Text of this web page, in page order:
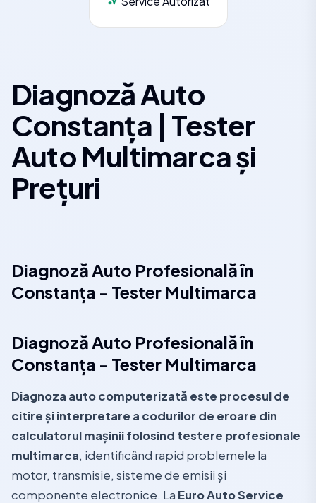
Diagnoză Auto
Constanța | Tester
Auto Multimarca și
Prețuri
Diagnoză Auto Profesională în
Constanța - Tester Multimarca
Diagnoză Auto Profesională în
Constanța - Tester Multimarca
Diagnoza auto computerizată este procesul de
citire și interpretare a codurilor de eroare din
calculatorul mașinii folosind testere profesionale
multimarca, identificând rapid problemele la
motor, transmisie, sisteme de emisii și
componente electronice. La Euro Auto Service